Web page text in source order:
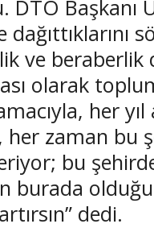
DTO Başkanı
dağıttıklarını
ve beraberlik
olarak
her
zaman bu
bu
burada
dedi.
Mart)